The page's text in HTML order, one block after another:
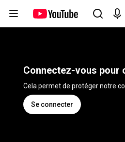
Se connecter